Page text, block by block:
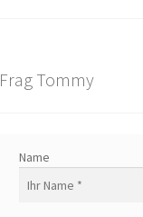
Frag Tommy
Name